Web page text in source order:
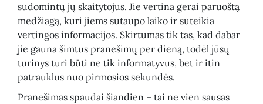
sudomintų jų skaitytojus. Jie vertina gerai paruoštą
medžiagą, kuri jiems sutaupo laiko ir suteikia
vertingos informacijos. Skirtumas tik tas, kad dabar
jie gauna šimtus pranešimų per dieną, todėl jūsų
turinys turi būti ne tik informatyvus, bet ir itin
patrauklus nuo pirmosios sekundės.
Pranešimas spaudai šiandien – tai ne vien sausas